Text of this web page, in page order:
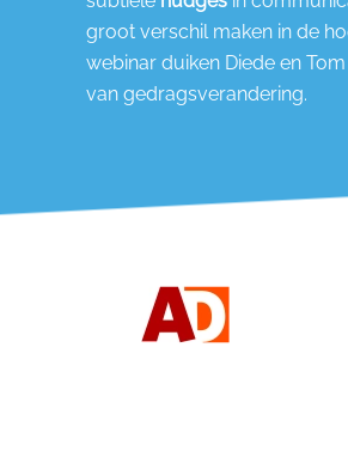
groot verschil maken in de
webinar duiken Diede en
van gedragsverandering.